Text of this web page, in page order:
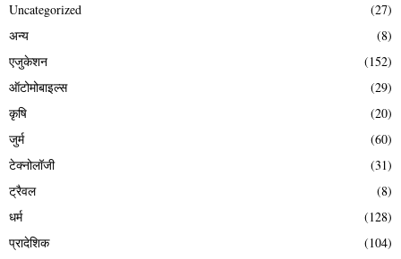
Uncategorized
(27)
अन्य
(8)
एजुकेशन
(152)
ऑटोमोबाइल्स
(29)
कृषि
(20)
जुर्म
(60)
टेक्नोलॉजी
(31)
ट्रैवल
(8)
धर्म
(128)
प्रादेशिक
(104)